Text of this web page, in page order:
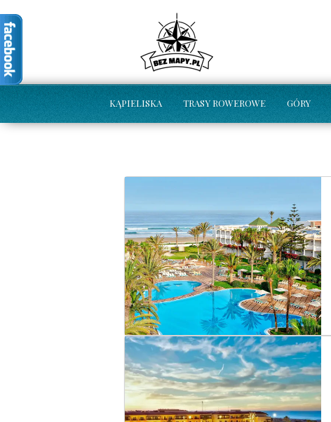
KĄPIELISKA TRASY ROWEROWE GÓRY